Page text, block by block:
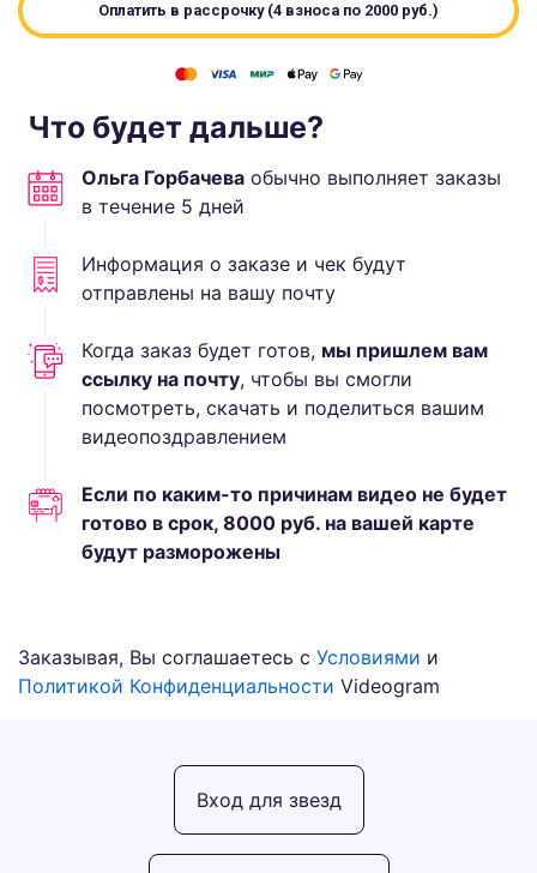
Оплатить в рассрочку (4 взноса по 2000 руб.)
Что будет дальше?
Ольга Горбачева обычно выполняет заказы
в течение 5 дней
Информация о заказе и чек будут
отправлены на вашу почту
Когда заказ будет готов, мы пришлем вам
ссылку на почту, чтобы вы смогли
посмотреть, скачать и поделиться вашим
видеопоздравлением
Если по каким-то причинам видео не будет
готово в срок, 8000 руб. на вашей карте
будут разморожены
Заказывая, Вы соглашаетесь с Условиями и
Политикой Конфиденциальности Videogram
Вход для звезд